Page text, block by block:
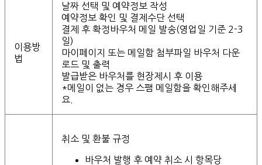
이용방
법
날짜 선택 및 예약정보 작성
예약정보 확인 및 결제수단 선택
결제 후 확정바우처 메일 발송(영업일 기준 2-3
일)
마이페이지 또는 메일함 첨부파일 바우처 다운
로드 및 출력
발급받은 바우처를 현장제시 후 이용
*메일이 없는 경우 스팸 메일함을 확인해주세
요.
취소 및 환불 규정
바우처 발행 후 예약 취소 시 항목당